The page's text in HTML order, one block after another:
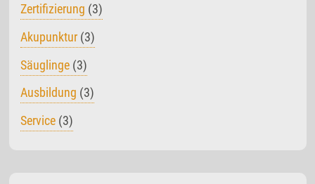
Zertifizierung (3)
Akupunktur (3)
Säuglinge (3)
Ausbildung (3)
Service (3)